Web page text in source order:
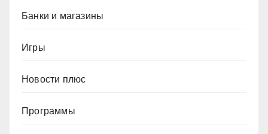
Банки и магазины
Игры
Новости плюс
Программы